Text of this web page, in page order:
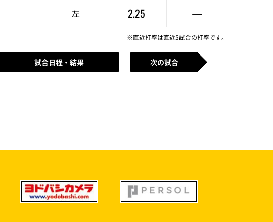
左 2.25 —
※直近打率は直近5試合の打率です。
試合日程・結果 次の試合